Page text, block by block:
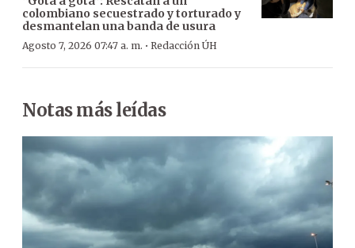
colombiano secuestrado y torturado y
desmantelan una banda de usura
Agosto 7, 2026 07:47 a. m. · Redacción ÚH
Notas más leídas